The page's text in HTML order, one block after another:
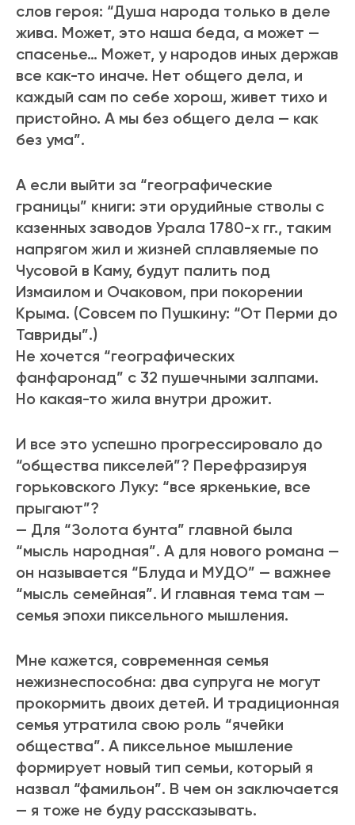
слов героя: “Душа народа только в деле
жива. Может, это наша беда, а может —
спасенье… Может, у народов иных держав
все как-то иначе. Нет общего дела, и
каждый сам по себе хорош, живет тихо и
пристойно. А мы без общего дела — как
без ума”.
А если выйти за “географические
границы” книги: эти орудийные стволы с
казенных заводов Урала 1780-х гг., таким
напрягом жил и жизней сплавляемые по
Чусовой в Каму, будут палить под
Измаилом и Очаковом, при покорении
Крыма. (Совсем по Пушкину: “От Перми до
Тавриды”.)
Не хочется “географических
фанфаронад” с 32 пушечными залпами.
Но какая-то жила внутри дрожит.
И все это успешно прогрессировало до
“общества пикселей”? Перефразируя
горьковского Луку: “все яркенькие, все
прыгают”?
— Для “Золота бунта” главной была
“мысль народная”. А для нового романа —
он называется “Блуда и МУДО” — важнее
“мысль семейная”. И главная тема там —
семья эпохи пиксельного мышления.
Мне кажется, современная семья
нежизнеспособна: два супруга не могут
прокормить двоих детей. И традиционная
семья утратила свою роль “ячейки
общества”. А пиксельное мышление
формирует новый тип семьи, который я
назвал “фамильон”. В чем он заключается
— я тоже не буду рассказывать.